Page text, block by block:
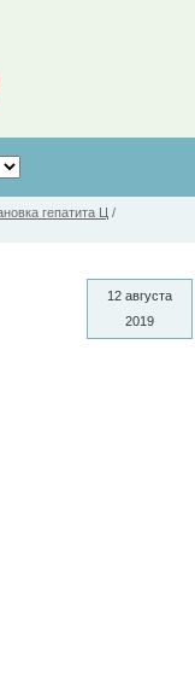
гепатита Ц /
12 августа
2019